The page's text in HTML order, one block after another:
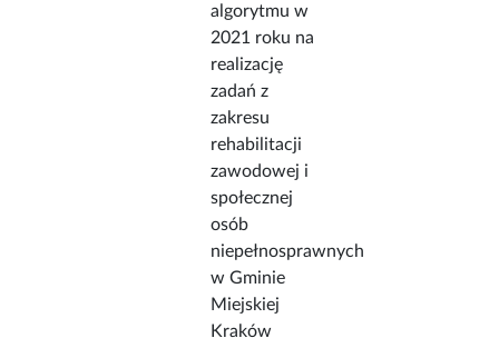
algorytmu w
2021 roku na
realizację
zadań z
zakresu
rehabilitacji
zawodowej i
społecznej
osób
niepełnosprawnych
w Gminie
Miejskiej
Kraków